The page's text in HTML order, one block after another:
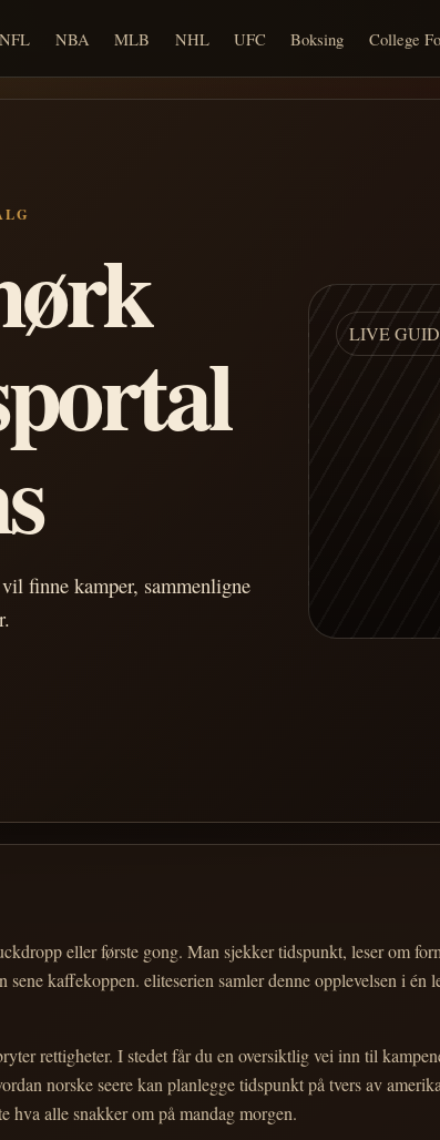
NFL NBA MLB NHL UFC Boksing College
finne kamper, sammenligne
LIVE
eller første gong. Man sjekker tidspunkt, leser om
kaffekoppen. eliteserien samler denne opplevelsen i
rettigheter. I stedet får du en oversiktlig vei inn til
norske seere kan planlegge tidspunkt på tvers av
hva alle snakker om på mandag morgen.